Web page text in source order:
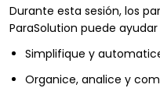
Durante esta sesión, los
ParaSolution puede
Simplifique y
Organice, analice y